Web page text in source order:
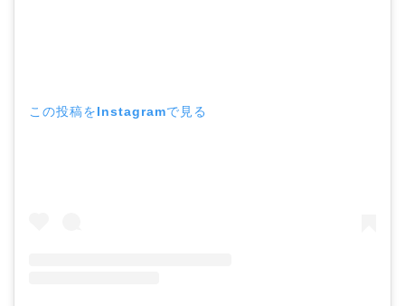
この投稿をInstagramで見る